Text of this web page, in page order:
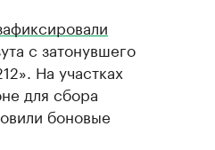
с затонувшего
На участках
для сбора
боновые